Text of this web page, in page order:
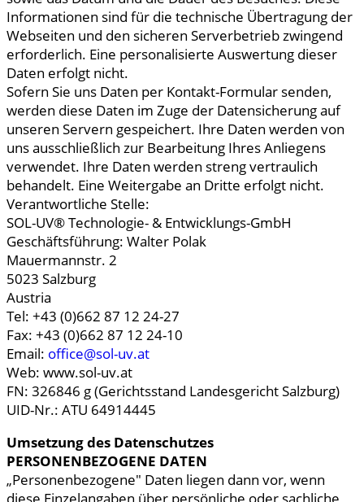
Informationen sind für die technische Übertragung der
Webseiten und den sicheren Serverbetrieb zwingend
erforderlich. Eine personalisierte Auswertung dieser
Daten erfolgt nicht.
Sofern Sie uns Daten per Kontakt-Formular senden,
werden diese Daten im Zuge der Datensicherung auf
unseren Servern gespeichert. Ihre Daten werden von
uns ausschließlich zur Bearbeitung Ihres Anliegens
verwendet. Ihre Daten werden streng vertraulich
behandelt. Eine Weitergabe an Dritte erfolgt nicht.
Verantwortliche Stelle:
SOL-UV® Technologie- & Entwicklungs-GmbH
Geschäftsführung: Walter Polak
Mauermannstr. 2
5023 Salzburg
Austria
Tel: +43 (0)662 87 12 24-27
Fax: +43 (0)662 87 12 24-10
Email: office@sol-uv.at
Web: www.sol-uv.at
FN: 326846 g (Gerichtsstand Landesgericht Salzburg)
UID-Nr.: ATU 64914445
Umsetzung des Datenschutzes
PERSONENBEZOGENE DATEN
„Personenbezogene" Daten liegen dann vor, wenn